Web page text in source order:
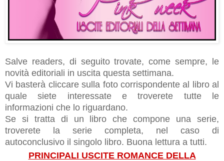
Salve readers, di seguito trovate, come sempre, le
novità editoriali in uscita questa settimana.
Vi basterà cliccare sulla foto corrispondente al libro al
quale siete interessate e troverete tutte le
informazioni che lo riguardano.
Se si tratta di un libro che compone una serie,
troverete la serie completa, nel caso di
autoconclusivo il singolo libro. Buona lettura a tutti.
PRINCIPALI USCITE ROMANCE DELLA